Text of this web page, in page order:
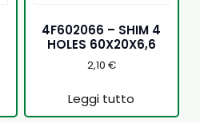
4F602066 – SHIM 4
HOLES 60X20X6,6
2,10 €
Leggi tutto